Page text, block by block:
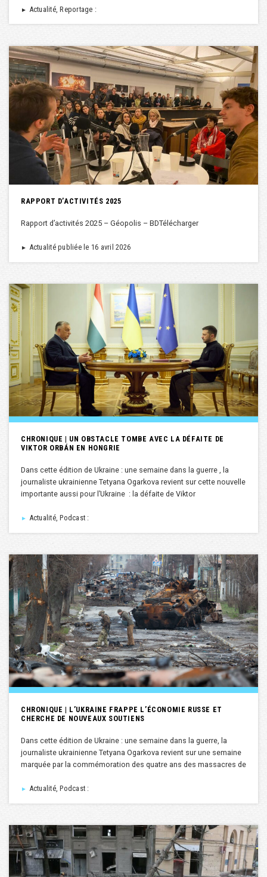
► Actualité, Reportage :
RAPPORT D’ACTIVITÉS 2025
Rapport d’activités 2025 – Géopolis – BDTélécharger
► Actualité publiée le 16 avril 2026
CHRONIQUE | UN OBSTACLE TOMBE AVEC LA DÉFAITE DE
VIKTOR ORBÁN EN HONGRIE
Dans cette édition de Ukraine : une semaine dans la guerre , la
journaliste ukrainienne Tetyana Ogarkova revient sur cette nouvelle
importante aussi pour l’Ukraine : la défaite de Viktor
► Actualité, Podcast :
CHRONIQUE | L’UKRAINE FRAPPE L’ÉCONOMIE RUSSE ET
CHERCHE DE NOUVEAUX SOUTIENS
Dans cette édition de Ukraine : une semaine dans la guerre, la
journaliste ukrainienne Tetyana Ogarkova revient sur une semaine
marquée par la commémoration des quatre ans des massacres de
► Actualité, Podcast :